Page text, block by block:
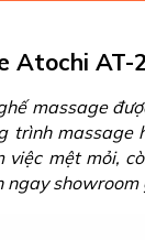
Atochi
massage
trình
mệt mỏi,